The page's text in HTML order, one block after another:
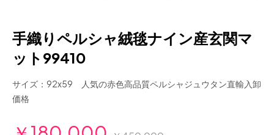
手織りペルシャ絨毯ナイン産玄関マ
ット99410
サイズ：92x59 人気の赤色高品質ペルシャジュウタン直輸入卸
価格